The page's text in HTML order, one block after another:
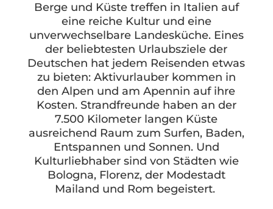
Berge und Küste treffen in Italien auf
eine reiche Kultur und eine
unverwechselbare Landesküche. Eines
der beliebtesten Urlaubsziele der
Deutschen hat jedem Reisenden etwas
zu bieten: Aktivurlauber kommen in
den Alpen und am Apennin auf ihre
Kosten. Strandfreunde haben an der
7.500 Kilometer langen Küste
ausreichend Raum zum Surfen, Baden,
Entspannen und Sonnen. Und
Kulturliebhaber sind von Städten wie
Bologna, Florenz, der Modestadt
Mailand und Rom begeistert.